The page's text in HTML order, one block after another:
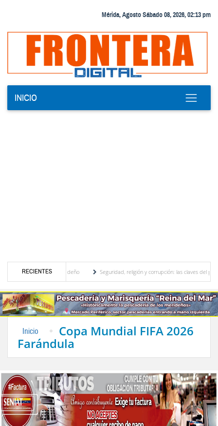
Mérida, Agosto Sábado 08, 2026, 02:13 pm
INICIO
RECIENTES
motor turístico merideño
Seguridad, religión y corrupción: las claves del
Inicio Copa Mundial FIFA 2026
Farándula